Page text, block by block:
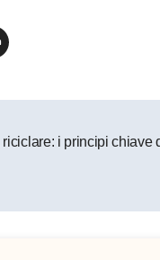
i principi chiave